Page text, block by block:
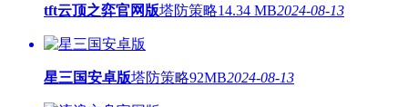
tft云顶之弈官网版塔防策略14.34 MB2024-08-13
星三国安卓版塔防策略92MB2024-08-13